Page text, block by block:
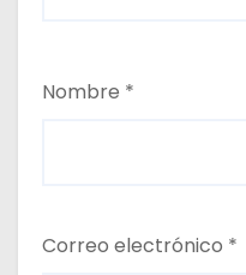
Nombre *
Correo electrónico *